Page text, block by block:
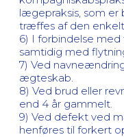
lægepraksis, som er
træffes af den
6) I forbindelse med
samtidig med
7) Ved
ægteskab.
8) Ved brud eller
end 4 år gammelt.
9) Ved defekt ved
henføres til forkert